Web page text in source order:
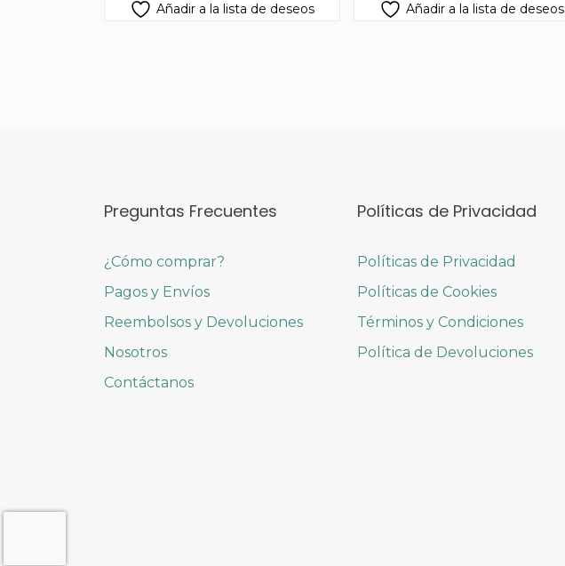
Añadir a la lista de deseos Añadir a la lista de deseos
Preguntas Frecuentes
¿Cómo comprar?
Pagos y Envíos
Reembolsos y Devoluciones
Nosotros
Contáctanos
Políticas de Privacidad
Políticas de Privacidad
Políticas de Cookies
Términos y Condiciones
Política de Devoluciones